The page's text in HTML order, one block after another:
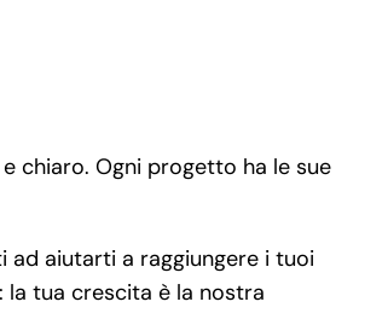
chiaro. Ogni progetto ha le sue
ad aiutarti a raggiungere i tuoi
la tua crescita è la nostra